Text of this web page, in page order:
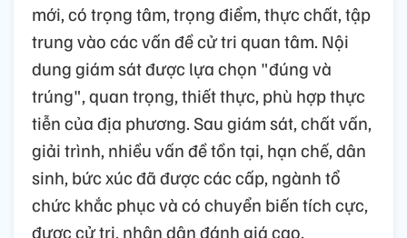
mới, có trọng tâm, trọng điểm, thực chất, tập
trung vào các vấn đề cử tri quan tâm. Nội
dung giám sát được lựa chọn "đúng và
trúng", quan trọng, thiết thực, phù hợp thực
tiễn của địa phương. Sau giám sát, chất vấn,
giải trình, nhiều vấn đề tồn tại, hạn chế, dân
sinh, bức xúc đã được các cấp, ngành tổ
chức khắc phục và có chuyển biến tích cực,
được cử tri, nhân dân đánh giá cao.